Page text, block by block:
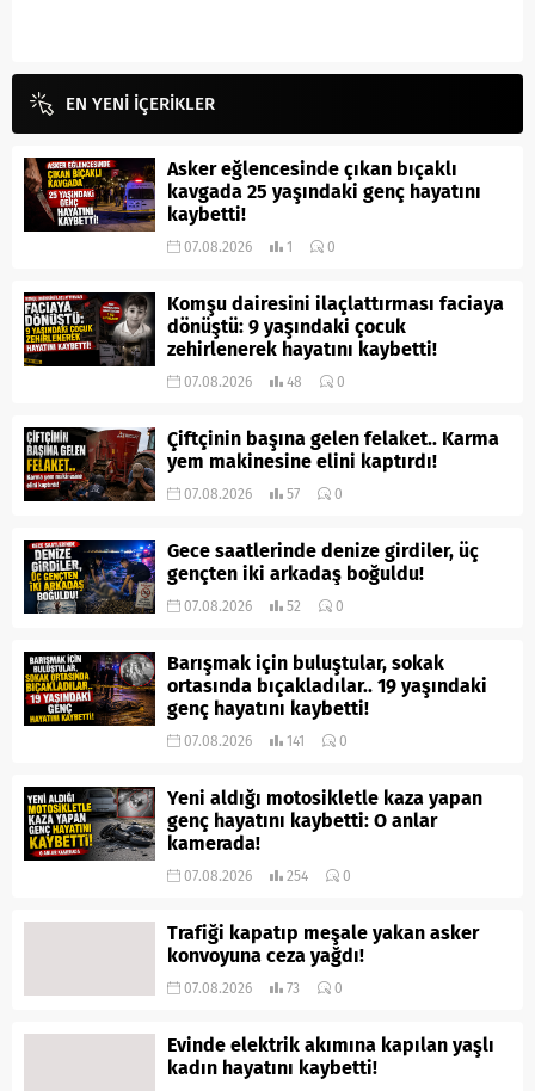
EN YENİ İÇERİKLER
Asker eğlencesinde çıkan bıçaklı
kavgada 25 yaşındaki genç hayatını
kaybetti!
07.08.2026 1 0
Komşu dairesini ilaçlattırması faciaya
dönüştü: 9 yaşındaki çocuk
zehirlenerek hayatını kaybetti!
07.08.2026 48 0
Çiftçinin başına gelen felaket.. Karma
yem makinesine elini kaptırdı!
07.08.2026 57 0
Gece saatlerinde denize girdiler, üç
gençten iki arkadaş boğuldu!
07.08.2026 52 0
Barışmak için buluştular, sokak
ortasında bıçakladılar.. 19 yaşındaki
genç hayatını kaybetti!
07.08.2026 141 0
Yeni aldığı motosikletle kaza yapan
genç hayatını kaybetti: O anlar
kamerada!
07.08.2026 254 0
Trafiği kapatıp meşale yakan asker
konvoyuna ceza yağdı!
07.08.2026 73 0
Evinde elektrik akımına kapılan yaşlı
kadın hayatını kaybetti!